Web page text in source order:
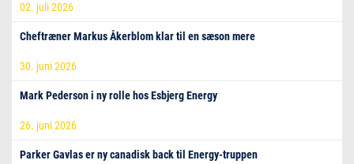
02. juli 2026
Cheftræner Markus Åkerblom klar til en sæson mere
30. juni 2026
Mark Pederson i ny rolle hos Esbjerg Energy
26. juni 2026
Parker Gavlas er ny canadisk back til Energy-truppen